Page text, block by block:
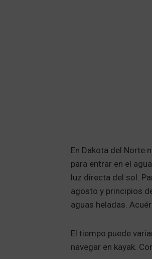
En Dakota del Norte
para entrar en el
luz directa del sol.
agosto y principios
aguas heladas.
El tiempo puede
navegar en kayak.